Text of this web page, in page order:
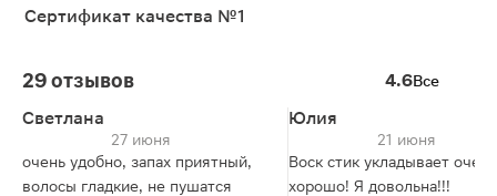
Сертификат качества №1
29 отзывов 4.6Все
Светлана
27 июня
очень удобно, запах приятный,
волосы гладкие, не пушатся
Юлия
21 июня
Воск стик укладывает очень
хорошо! Я довольна!!!